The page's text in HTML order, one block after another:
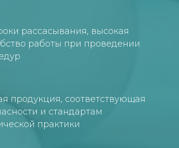
рассасывания, высокая
работы при проведении
продукция, соответствующая
и стандартам
практики